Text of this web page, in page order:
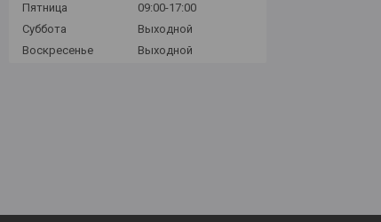
Пятница
09:00-17:00
Суббота
Выходной
Воскресенье
Выходной